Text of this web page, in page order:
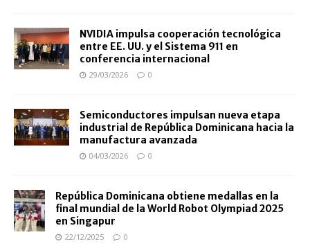
NVIDIA impulsa cooperación tecnológica
entre EE. UU. y el Sistema 911 en
conferencia internacional
29/03/2026 0
Semiconductores impulsan nueva etapa
industrial de República Dominicana hacia la
manufactura avanzada
04/03/2026 0
República Dominicana obtiene medallas en la
final mundial de la World Robot Olympiad 2025
en Singapur
22/12/2025 0